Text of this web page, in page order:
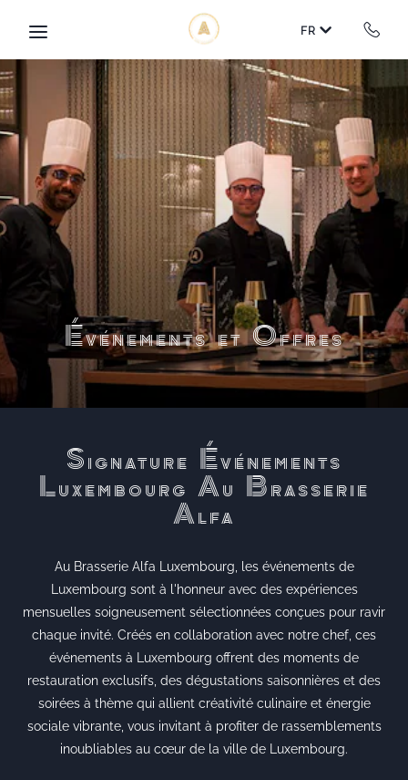
FR
Événements et Offres
Signature Événements
Luxembourg Au Brasserie
Alfa
Au Brasserie Alfa Luxembourg, les événements de
Luxembourg sont à l'honneur avec des expériences
mensuelles soigneusement sélectionnées conçues pour ravir
chaque invité. Créés en collaboration avec notre chef, ces
événements à Luxembourg offrent des moments de
restauration exclusifs, des dégustations saisonnières et des
soirées à thème qui allient créativité culinaire et énergie
sociale vibrante, vous invitant à profiter de rassemblements
inoubliables au cœur de la ville de Luxembourg.